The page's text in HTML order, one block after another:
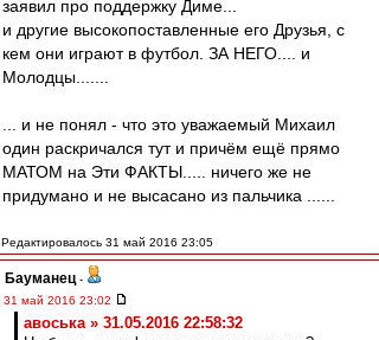
заявил про поддержку Диме...
и другие высокопоставленные его Друзья, c
кем они играют в футбол. ЗА НЕГО.... и
Молодцы.......
... и не понял - что это уважаемый Михаил
один раскричался тут и причём ещё прямо
МАТОМ на Эти ФАКТЫ..... ничего же не
придумано и не высасано из пальчика ......
Редактировалось 31 май 2016 23:05
Бауманец -
31 май 2016 23:02
авоська » 31.05.2016 22:58:32